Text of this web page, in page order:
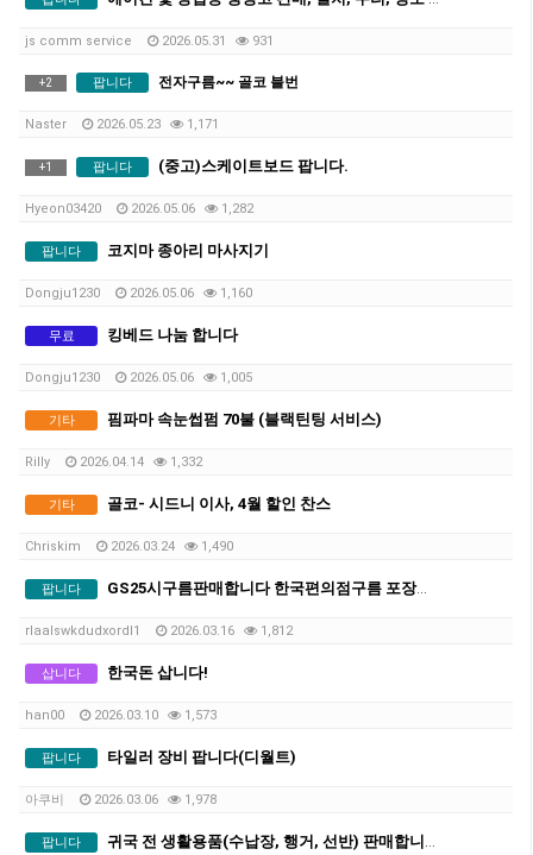
js comm service 2026.05.31 931
+2 팝니다 전자구름~~ 골코 블번
Naster 2026.05.23 1,171
+1 팝니다 (중고)스케이트보드 팝니다.
Hyeon03420 2026.05.06 1,282
팝니다 코지마 종아리 마사지기
Dongju1230 2026.05.06 1,160
무료 킹베드 나눔 합니다
Dongju1230 2026.05.06 1,005
기타 핌파마 속눈썹펌 70불 (블랙틴팅 서비스)
Rilly 2026.04.14 1,332
기타 골코- 시드니 이사, 4월 할인 찬스
Chriskim 2026.03.24 1,490
팝니다 GS25시구름판매합니다 한국편의점구름 포장지확인하시면 알아요
rlaalswkdudxordl1 2026.03.16 1,812
삽니다 한국돈 삽니다!
han00 2026.03.10 1,573
팝니다 타일러 장비 팝니다(디월트)
아쿠비 2026.03.06 1,978
팝니다 귀국 전 생활용품(수납장, 행거, 선반) 판매합니다!